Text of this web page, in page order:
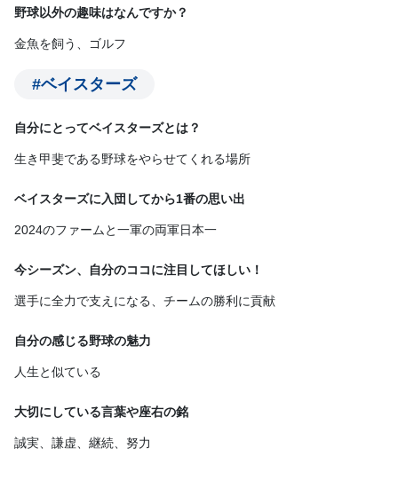
野球以外の趣味はなんですか？
金魚を飼う、ゴルフ
#ベイスターズ
自分にとってベイスターズとは？
生き甲斐である野球をやらせてくれる場所
ベイスターズに入団してから1番の思い出
2024のファームと一軍の両軍日本一
今シーズン、自分のココに注目してほしい！
選手に全力で支えになる、チームの勝利に貢献
自分の感じる野球の魅力
人生と似ている
大切にしている言葉や座右の銘
誠実、謙虚、継続、努力